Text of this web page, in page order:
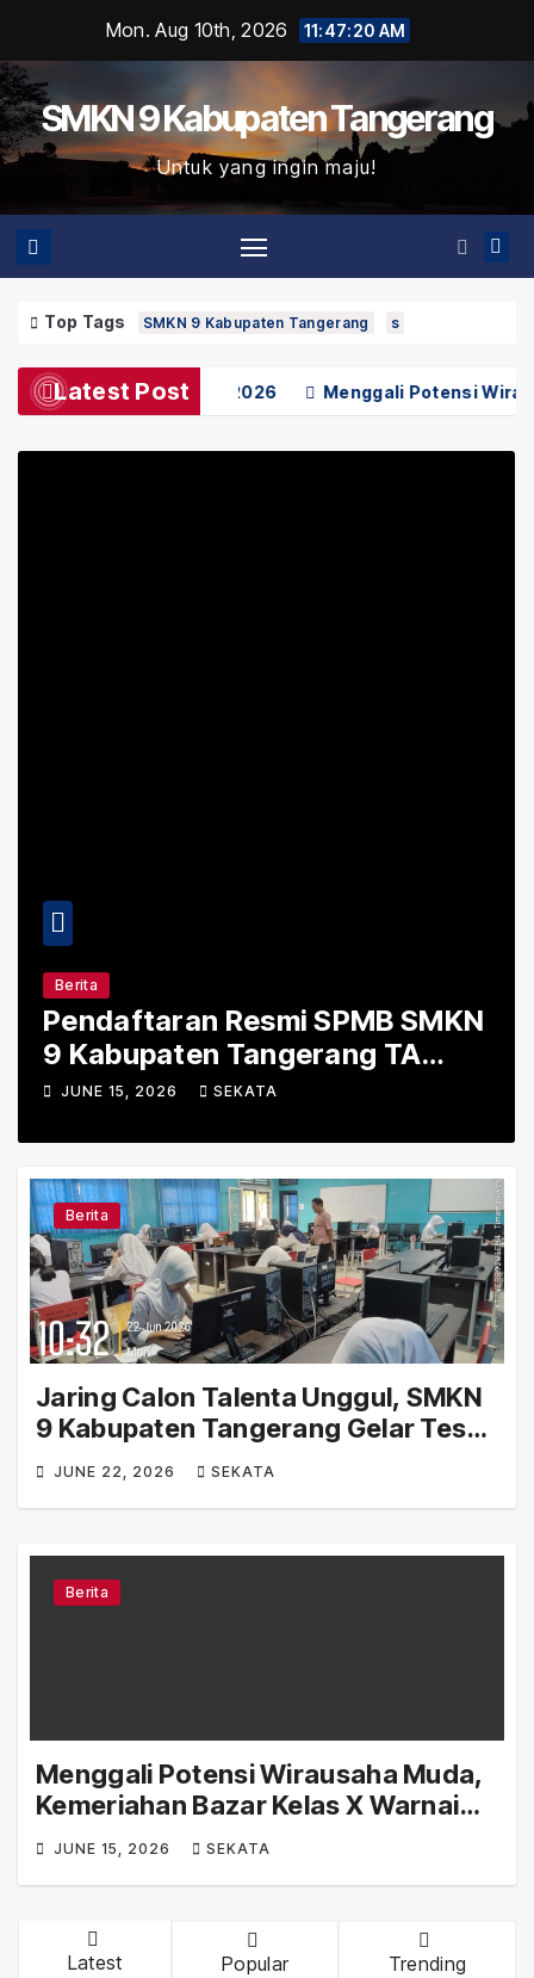
content
Mon. Aug 10th, 2026 11:47:21 AM
SMKN 9 Kabupaten Tangerang
Untuk yang ingin maju!
Top Tags SMKN 9 Kabupaten Tangerang s
Latest Post
SPMB 2026 Menggali Potensi Wirausaha Muda,
Berita
Pendaftaran Resmi SPMB SMKN
9 Kabupaten Tangerang TA
2026/2027 Resmi Dibuka, Simak
JUNE 15, 2026 SEKATA
Berita
Jaring Calon Talenta Unggul, SMKN
9 Kabupaten Tangerang Gelar Tes
Khusus SPMB 2026
JUNE 22, 2026 SEKATA
Berita
Menggali Potensi Wirausaha Muda,
Kemeriahan Bazar Kelas X Warnai
Hari Ketiga SportNine Fest 2026
JUNE 15, 2026 SEKATA
Latest Popular Trending